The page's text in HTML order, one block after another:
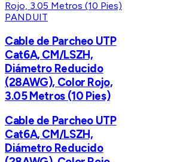
PANDUIT
Cable de Parcheo UTP
Cat6A, CM/LSZH,
Diámetro Reducido
(28AWG), Color Rojo,
3.05 Metros (10 Pies)
Cable de Parcheo UTP
Cat6A, CM/LSZH,
Diámetro Reducido